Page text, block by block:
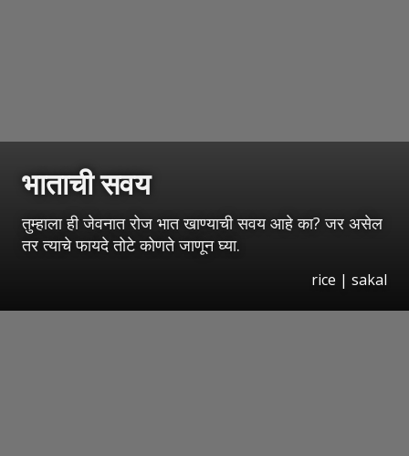
भाताची सवय
तुम्हाला ही जेवनात रोज भात खाण्याची सवय आहे का? जर असेल
तर त्याचे फायदे तोटे कोणते जाणून घ्या.
rice | sakal